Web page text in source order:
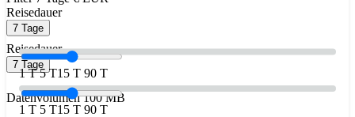
Reisedauer
7 Tage
1 T 5 T15 T 90 T
Datenvolumen 100 MB
Reisedauer
7 Tage
1 T 5 T15 T 90 T